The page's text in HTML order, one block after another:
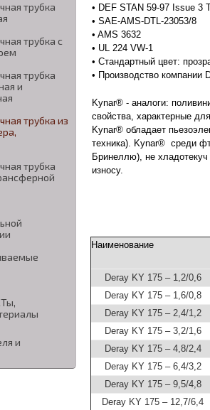
трубка
трубка с
трубка
и
трубка из
трубка
и
• DEF STAN 59-97 Issue 3
• SAE-AMS-DTL-23053/8
• AMS 3632
• UL 224 VW-1
• Стандартный цвет:
• Производство компании
Kynar® - аналоги:
свойства, характерные
Kynar® обладает
техника). Kynar® среди
Бринеллю), не хладотекуч
износу.
Наименование
Deray KY 175 – 1,2/0,6
Deray KY 175 – 1,6/0,8
Deray KY 175 – 2,4/1,2
Deray KY 175 – 3,2/1,6
Deray KY 175 – 4,8/2,4
Deray KY 175 – 6,4/3,2
Deray KY 175 – 9,5/4,8
Deray KY 175 – 12,7/6,4